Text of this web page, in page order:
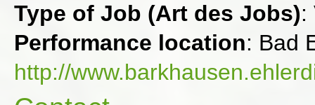
Type of Job (Art des Jobs):
Performance location: Bad
http://